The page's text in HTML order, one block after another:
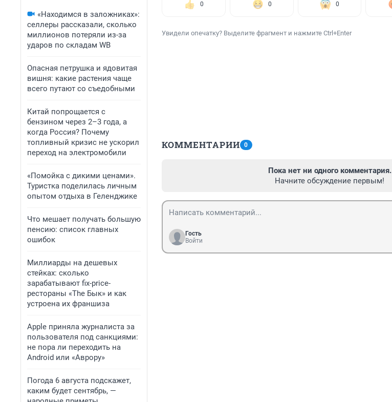
«Находимся в заложниках»:
селлеры рассказали, сколько
миллионов потеряли из-за
ударов по складам WB
Опасная петрушка и ядовитая
вишня: какие растения чаще
всего путают со съедобными
Китай попрощается с
бензином через 2–3 года, а
когда Россия? Почему
топливный кризис не ускорил
переход на электромобили
«Помойка с дикими ценами».
Туристка поделилась личным
опытом отдыха в Геленджике
Что мешает получать большую
пенсию: список главных
ошибок
Миллиарды на дешевых
стейках: сколько
зарабатывают fix-price-
рестораны «The Бык» и как
устроена их франшиза
Apple приняла журналиста за
пользователя под санкциями:
не пора ли переходить на
Android или «Аврору»
Погода 6 августа подскажет,
каким будет сентябрь, —
0 0 0
Увидели опечатку? Выделите фрагмент и нажмите Ctrl+Enter
КОММЕНТАРИИ 0
Пока нет ни одного комментария.
Начните обсуждение первым!
Гость
Войти